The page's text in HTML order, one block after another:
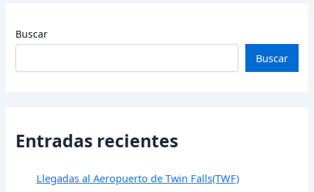
Buscar
Buscar
Entradas recientes
Llegadas al Aeropuerto de Twin Falls(TWF)